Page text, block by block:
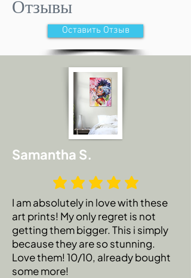
Если вы получили поврежденный
товар, свяжитесь со мной по адресу
yuliacohenart@gmail.com, и я буду рад
ПРИМЕЧАНИЕ: вы должны
отправить фотографию
поврежденного товара в течение 48
часов, чтобы иметь право на
возврат.
Я не несу ответственности за
любые НДС, импортные сборы или
другие пошлины, которые местные
органы власти могут взимать с вас
при доставке.
Отзывы
Оставить Отзыв
Samantha S.
I am absolutely in love with these
art prints! My only regret is not
getting them bigger. This i simply
because they are so stunning.
Love them! 10/10, already bought
some more!